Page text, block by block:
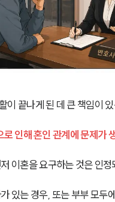
끝나게 된 데 큰 책임이
인해 혼인 관계에 문제가
이혼을 요구하는 것은 인정
있는 경우, 또는 부부 모두